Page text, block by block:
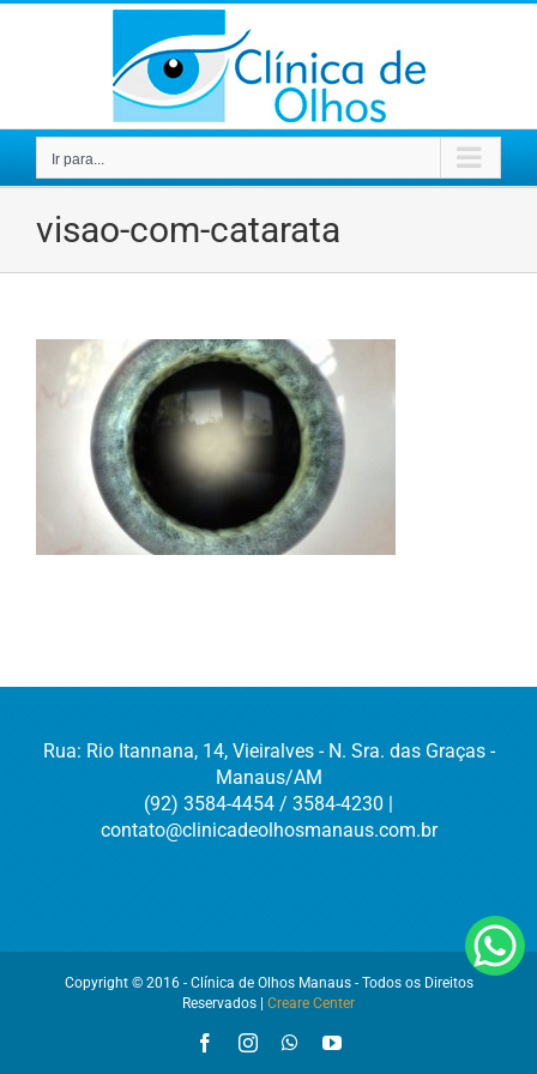
Ir para...
visao-com-catarata
Rua: Rio Itannana, 14, Vieiralves - N. Sra. das Graças -
Manaus/AM
(92) 3584-4454 / 3584-4230 |
contato@clinicadeolhosmanaus.com.br
Copyright © 2016 - Clínica de Olhos Manaus - Todos os Direitos
Reservados | Creare Center
FacebookInstagramWhatsAppYouTube